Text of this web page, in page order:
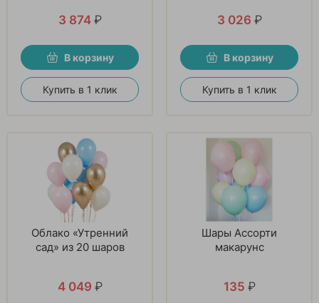
3 874 ₽
В корзину
Купить в 1 клик
3 026 ₽
В корзину
Купить в 1 клик
Облако «Утренний
сад» из 20 шаров
4 049 ₽
Шары Ассорти
макарунс
135 ₽